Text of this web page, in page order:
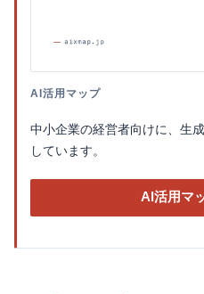
AI活用マップ
中小企業の経営者向けに、生
しています。
AI活用マ